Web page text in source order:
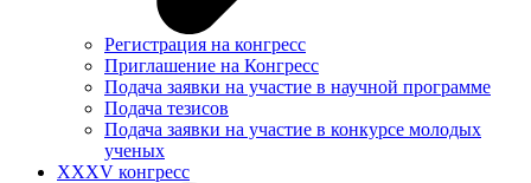
Регистрация на конгресс
Приглашение на Конгресс
Подача заявки на участие в научной программе
Подача тезисов
Подача заявки на участие в конкурсе молодых
ученых
XXXV конгресс